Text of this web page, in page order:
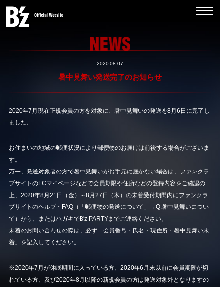
2020.08.07
暑中見舞い発送完了のお知らせ
2020年7月現在正規会員の方を対象に、暑中見舞いの発送を8月6日に完了し
ました。
お住まいの地域の郵便状況により郵便物のお届けは前後する場合がございま
す。
万一、発送対象者の方で暑中見舞いがお手元に届かない場合は、ファンクラ
ブサイトのFCマイページなどで会員期限や住所などの登録内容をご確認の
上、2020年8月21日（金）～8月27日（木）の未着受付期間内にファンクラ
ブサイトのヘルプ・FAQ（「郵便物の発送について」→Q.暑中見舞いについ
て）から、またはハガキでB'z PARTYまでご連絡ください。
未着のお問い合わせの際は、必ず「会員番号・氏名・現住所・暑中見舞い未
着」を記入してください。
※2020年7月が休眠期間に入っている方、2020年6月末以前に会員期限が切
れている方、及び2020年8月以降の新規会員の方は発送対象外となりますの